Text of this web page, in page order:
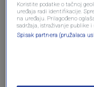
Koristite podatke o tačnoj
uređaja radi identifikacije.
na uređaju. Prilagođeno
sadržaja, istraživanje publike i
Spisak partnera (pružalaca